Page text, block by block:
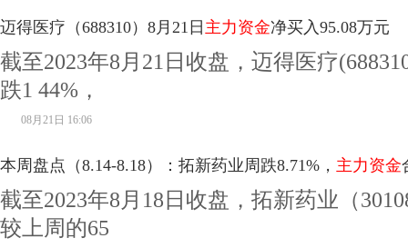
迈得医疗（688310）8月21日 主力资金净买入95.08万元
截至2023年8月21日收盘，迈得医疗
跌1 44%，
08月21日 16:06
本周盘点（8.14-8.18）：拓新药业周跌8.71%， 主力资金
截至2023年8月18日收盘，拓新药业（
较上周的65